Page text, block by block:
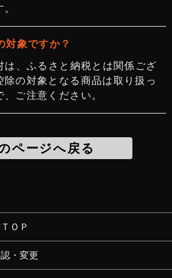
対象ですか？
は、ふるさと納税とは関係ござ
除の対象となる商品は取り扱っ
ご注意ください。
ページへ戻る
ＯＰ
・変更